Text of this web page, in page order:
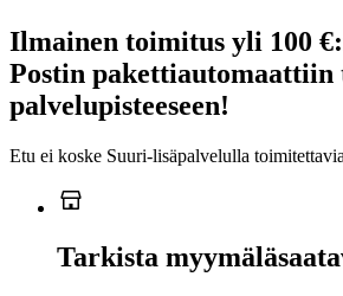
Ilmainen toimitus yli 100
Postin pakettiautomaattiin
palvelupisteeseen!
Etu ei koske Suuri‑lisäpalvelulla
Tarkista